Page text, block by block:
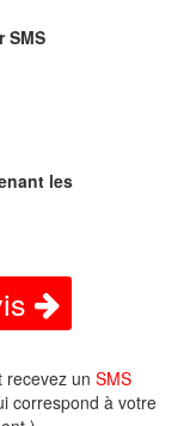
SMS
les
recevez un SMS
correspond à votre